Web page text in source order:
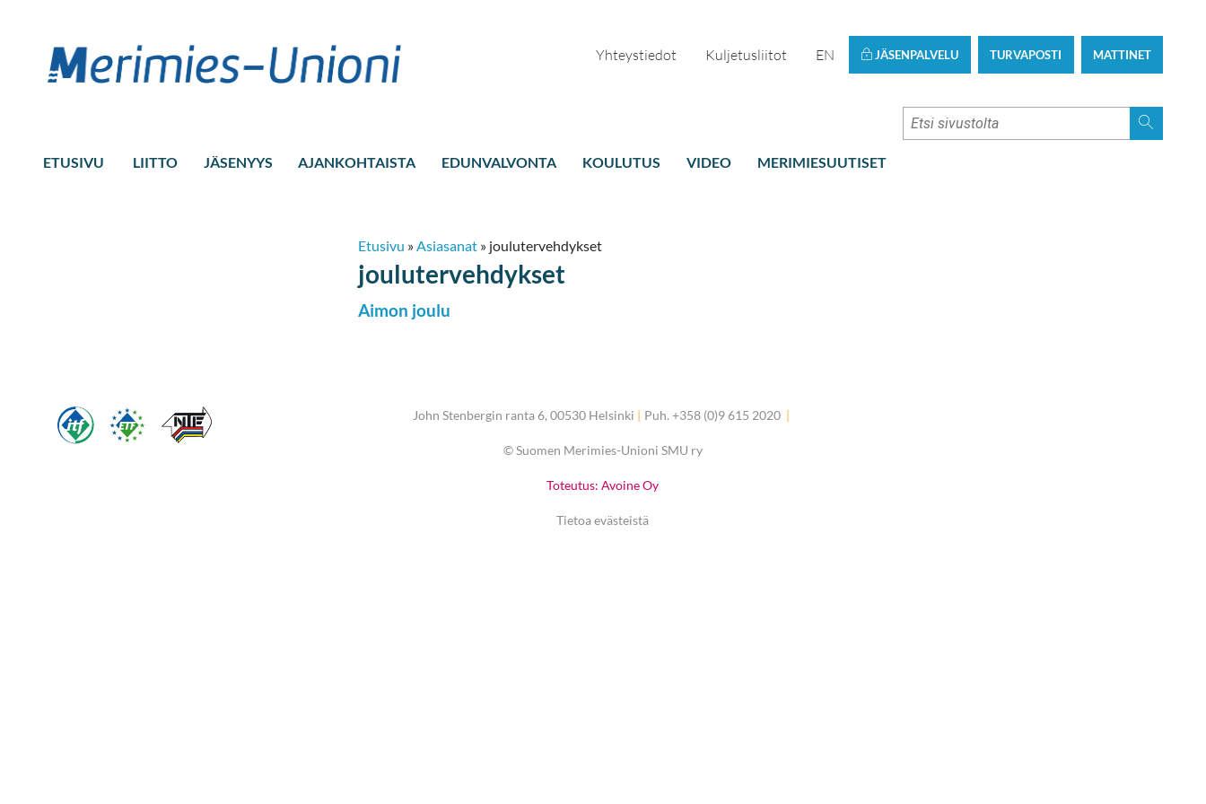
MATTINET
TURVAPOSTI
JÄSENPALVELU
Yhteystiedot Kuljetusliitot EN
ETUSIVU LIITTO JÄSENYYS AJANKOHTAISTA EDUNVALVONTA KOULUTUS VIDEO MERIMIESUUTISET
Etusivu » Asiasanat » joulutervehdykset
joulutervehdykset
Aimon joulu
John Stenbergin ranta 6, 00530 Helsinki | Puh. +358 (0)9 615 2020 |
©Suomen Merimies-Unioni SMU ry
Toteutus: Avoine Oy
Tietoa evästeistä